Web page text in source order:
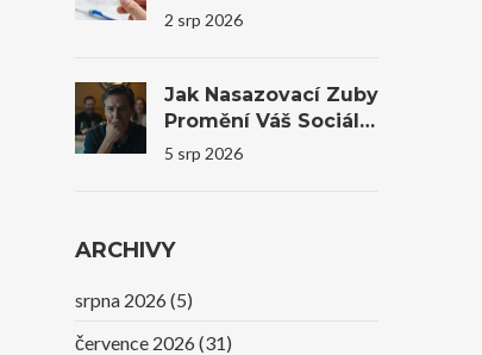
Na Trhu V Roce 2026
2 srp 2026
Jak Nasazovací Zuby
Promění Váš Sociální
Život A Sebevědomí
5 srp 2026
ARCHIVY
srpna 2026 (5)
července 2026 (31)